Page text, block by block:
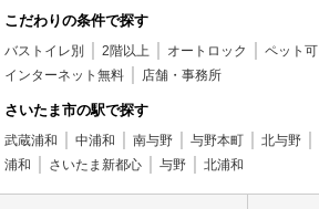
こだわりの条件で探す
バストイレ別 2階以上 オートロック ペット可
インターネット無料
店舗・事務所
さいたま市の駅で探す
武蔵浦和 中浦和 南与野 与野本町 北与野
浦和
さいたま新都心 与野 北浦和